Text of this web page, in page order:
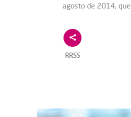
agosto de 2014, que
RRSS